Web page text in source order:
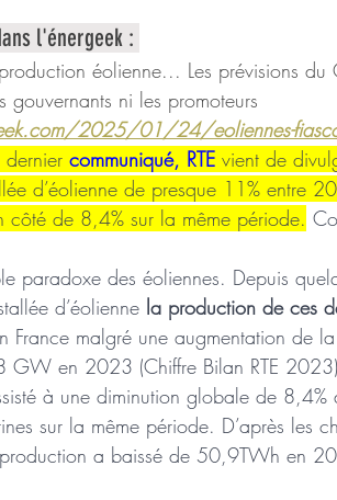
l'énergeek :
éolienne... Les prévisions du
gouvernants ni les promoteurs
2025/01/24/eoliennes-fiasco-
communiqué, RTE vient de
d’éolienne de presque 11% entre
côté de 8,4% sur la même période.
paradoxe des éoliennes. Depuis
d’éolienne la production de ces
France malgré une augmentation de
GW en 2023 (Chiffre Bilan RTE
à une diminution globale de 8,4%
sur la même période. D’après les
production a baissé de 50,9TWh en